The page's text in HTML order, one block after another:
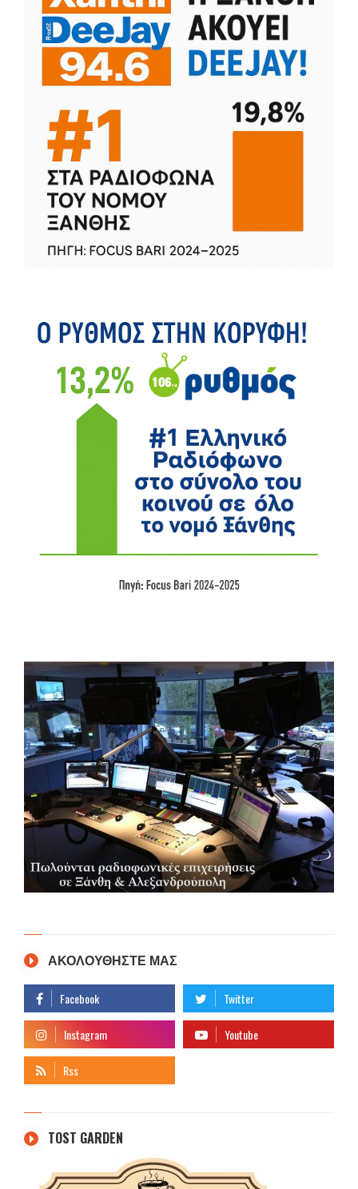
ΑΚΟΛΟΥΘΗΣΤΕ ΜΑΣ
TOST GARDEN